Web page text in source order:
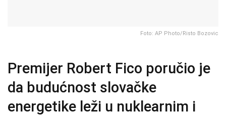
Foto: AP Photo/Risto Bozovic
Premijer Robert Fico poručio je
da budućnost slovačke
energetike leži u nuklearnim i